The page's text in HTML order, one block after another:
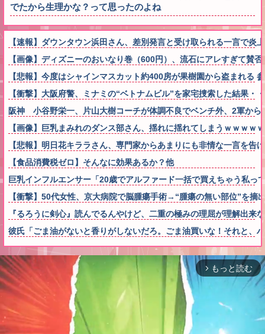
でたから生理かな？って思ったのよね
【速報】ダウンタウン浜田さん、差別発言と受け取られる一言で炎
【画像】ディズニーのおいなり巻（600円）、流石にアレすぎて賛
【悲報】今度はシャインマスカット約400房が果樹園から盗まれる
【衝撃】大阪府警、ミナミの“ベトナムビル”を家宅捜索した結果・
阪神 小谷野栄一、片山大樹コーチが体調不良でベンチ外、2軍か
【画像】巨乳まみれのダンス部さん、揺れに揺れてしまうｗｗｗｗ
【悲報】明日花キララさん、専門家からあまりにも非情な一言を告
【食品消費税ゼロ】そんなに効果あるか？他
巨乳インフルエンサー「20歳でアルファード一括で買えちゃう私っ
【衝撃】50代女性、京大病院で脳腫瘍手術→“腫瘍の無い部位”を
『るろうに剣心』読んでるんやけど、二重の極みの理屈が理解出来
彼氏「ごま油がないと香りがしないだろ。ごま油買いな！それと
arrow_forward_ios もっと読む